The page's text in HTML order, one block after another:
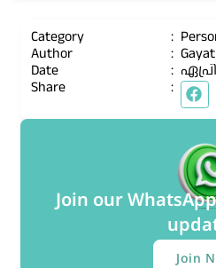
Category :
Author
:
Date
:
Share
:
Join our
Join